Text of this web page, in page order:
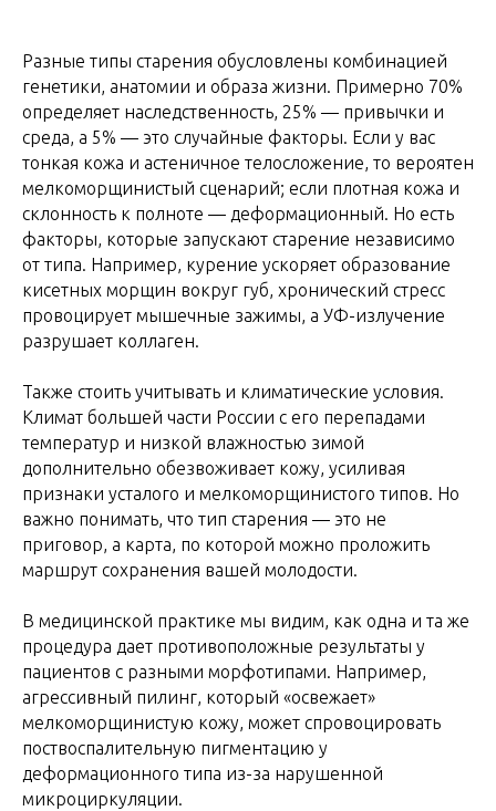
Разные типы старения обусловлены комбинацией
генетики, анатомии и образа жизни. Примерно 70%
определяет наследственность, 25% — привычки и
среда, а 5% — это случайные факторы. Если у вас
тонкая кожа и астеничное телосложение, то вероятен
мелкоморщинистый сценарий; если плотная кожа и
склонность к полноте — деформационный. Но есть
факторы, которые запускают старение независимо
от типа. Например, курение ускоряет образование
кисетных морщин вокруг губ, хронический стресс
провоцирует мышечные зажимы, а УФ-излучение
разрушает коллаген.
Также стоить учитывать и климатические условия.
Климат большей части России с его перепадами
температур и низкой влажностью зимой
дополнительно обезвоживает кожу, усиливая
признаки усталого и мелкоморщинистого типов. Но
важно понимать, что тип старения — это не
приговор, а карта, по которой можно проложить
маршрут сохранения вашей молодости.
В медицинской практике мы видим, как одна и та же
процедура дает противоположные результаты у
пациентов с разными морфотипами. Например,
агрессивный пилинг, который «освежает»
мелкоморщинистую кожу, может спровоцировать
поствоспалительную пигментацию у
деформационного типа из-за нарушенной
микроциркуляции.